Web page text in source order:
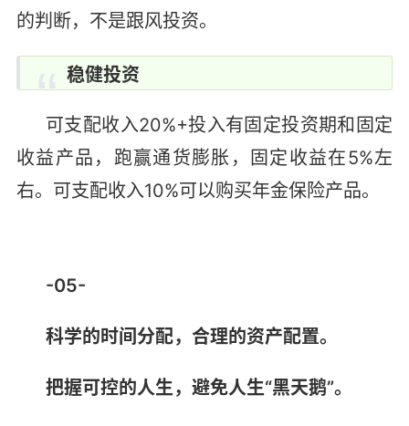
的判断，不是跟风投资。
稳健投资
可支配收入20%+投入有固定投资期和固定
收益产品，跑赢通货膨胀，固定收益在5%左
右。可支配收入10%可以购买年金保险产品。
-05-
科学的时间分配，合理的资产配置。
把握可控的人生，避免人生“黑天鹅”。